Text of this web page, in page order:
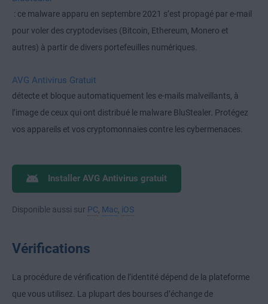
: ce malware apparu en septembre 2021 s’est propagé par e-mail
pour voler des cryptodevises (Bitcoin, Ethereum, Monero et
autres) à partir de divers portefeuilles numériques.
AVG Antivirus Gratuit
détecte et bloque automatiquement les e-mails malveillants, à
l’image de ceux qui ont distribué le malware BluStealer. Protégez
vos appareils et vos cryptomonnaies contre les cybermenaces.
Installer AVG Antivirus gratuit
Disponible aussi sur PC, Mac, iOS
Vérifications
La procédure de vérification de l’identité dépend de la plateforme
que vous utilisez. La plupart des bourses d’échange de